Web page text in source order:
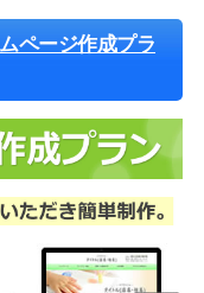
ページ作成プラ